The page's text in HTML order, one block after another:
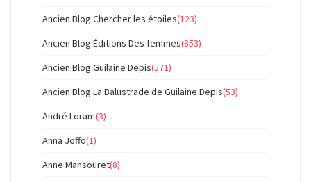
Ancien Blog Chercher les étoiles(123)
Ancien Blog Éditions Des femmes(853)
Ancien Blog Guilaine Depis(571)
Ancien Blog La Balustrade de Guilaine Depis(53)
André Lorant(3)
Anna Joffo(1)
Anne Mansouret(8)